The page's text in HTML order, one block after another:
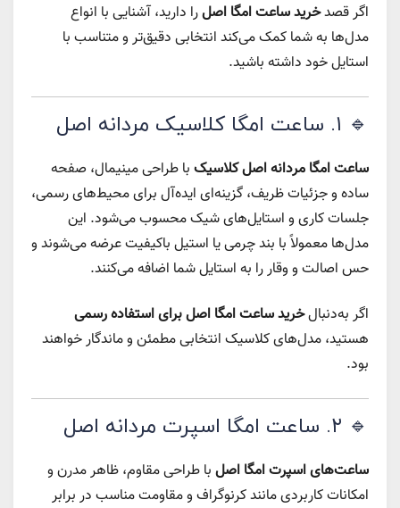
اگر قصدخرید ساعت امگا اصلرا دارید، آشنایی با انواع
مدل‌ها به شما کمک می‌کند انتخابی دقیق‌تر و متناسب با
استایل خود داشته باشید.
🔹 ۱. ساعت امگا کلاسیک مردانه اصل
ساعت امگا مردانه اصل کلاسیک با طراحی مینیمال، صفحه
ساده و جزئیات ظریف، گزینه‌ای ایده‌آل برای محیط‌های رسمی،
جلسات کاری و استایل‌های شیک محسوب می‌شود. این
مدل‌ها معمولاً با بند چرمی یا استیل باکیفیت عرضه می‌شوند و
حس اصالت و وقار را به استایل شما اضافه می‌کنند.
اگر به‌دنبالخرید ساعت امگا اصل برای استفاده رسمی
هستید، مدل‌های کلاسیک انتخابی مطمئن و ماندگار خواهند
بود.
🔹 ۲. ساعت امگا اسپرت مردانه اصل
ساعت‌های اسپرت امگا اصل با طراحی مقاوم، ظاهر مدرن و
امکانات کاربردی مانند کرنوگراف و مقاومت مناسب در برابر